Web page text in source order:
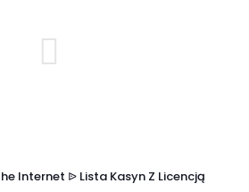
Internet ᐉ Lista Kasyn Z Licencją